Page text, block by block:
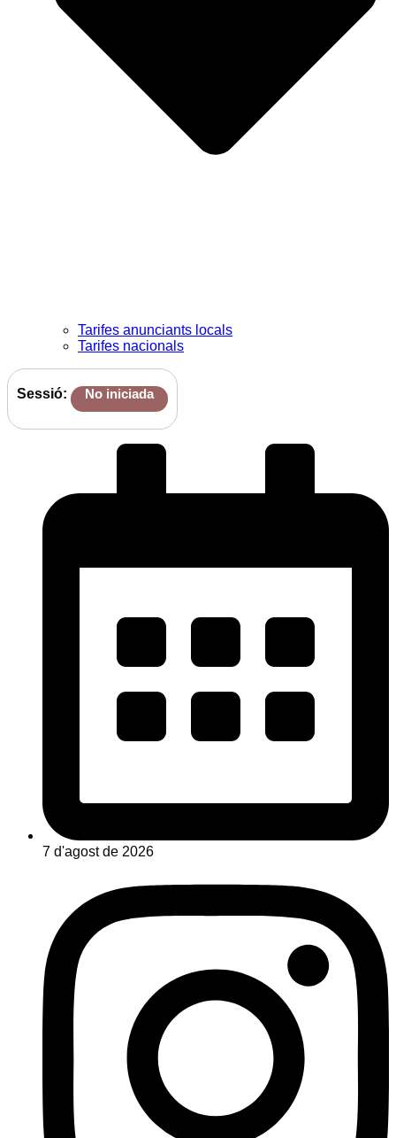
Tarifes anunciants locals
Tarifes nacionals
Sessió: No iniciada
7 d'agost de 2026